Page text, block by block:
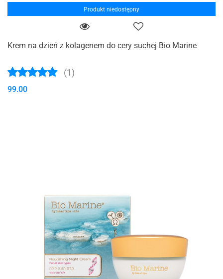
Produkt niedostępny
Krem na dzień z kolagenem do cery suchej Bio Marine
(1)
99.00